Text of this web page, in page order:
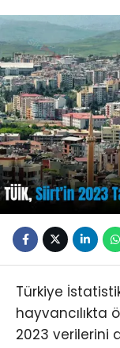
Türkiye
hayvancılıkta
2023 verilerini